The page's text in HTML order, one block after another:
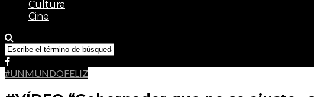
Cultura
Cine
#UNMUNDOFELIZ